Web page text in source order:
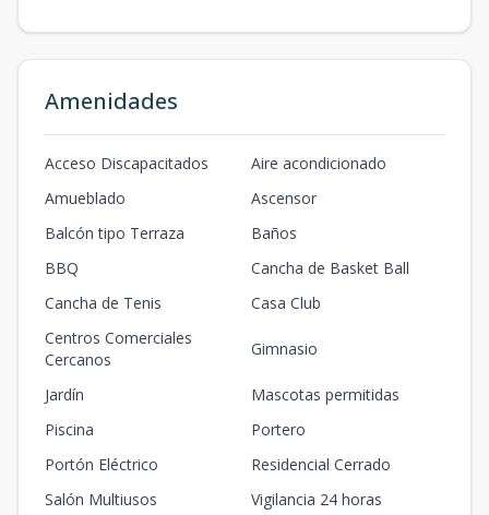
Amenidades
Acceso Discapacitados
Aire acondicionado
Amueblado
Ascensor
Balcón tipo Terraza
Baños
BBQ
Cancha de Basket Ball
Cancha de Tenis
Casa Club
Centros Comerciales
Cercanos
Gimnasio
Jardín
Mascotas permitidas
Piscina
Portero
Portón Eléctrico
Residencial Cerrado
Salón Multiusos
Vigilancia 24 horas